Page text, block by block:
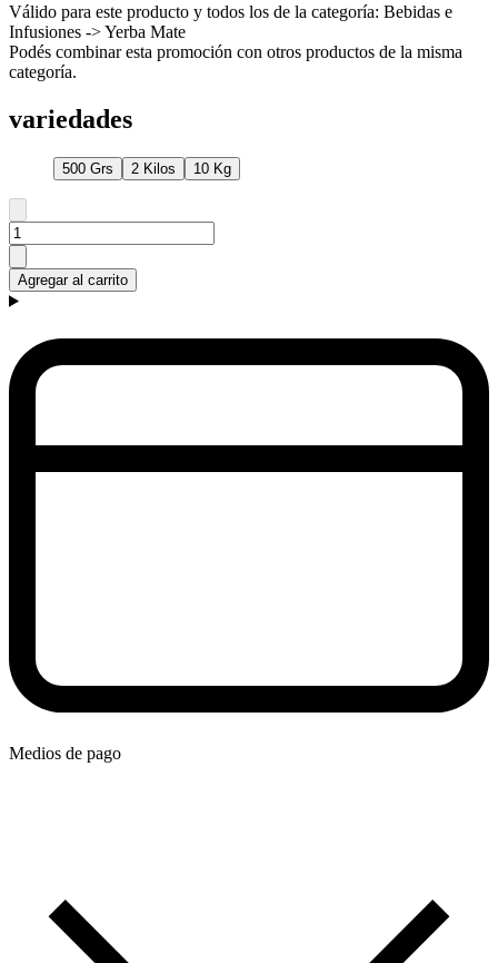
Válido para este producto y todos los de la categoría: Bebidas e
Infusiones -> Yerba Mate
Podés combinar esta promoción con otros productos de la misma
categoría.
variedades
500 Grs 2 Kilos 10 Kg
Agregar al carrito
Medios de pago